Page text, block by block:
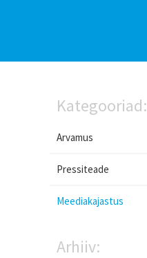
Kategooriad:
Arvamus
Pressiteade
Meediakajastus
Arhiiv: